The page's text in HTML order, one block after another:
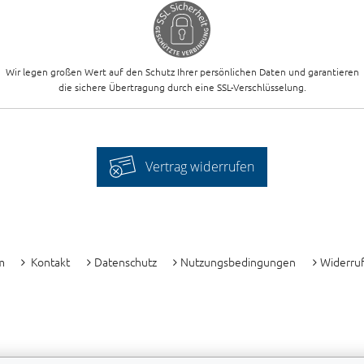
Wir legen großen Wert auf den Schutz Ihrer persönlichen Daten und garantieren
die sichere Übertragung durch eine SSL-Verschlüsselung.
Vertrag widerrufen
Kontakt Datenschutz Nutzungsbedingungen